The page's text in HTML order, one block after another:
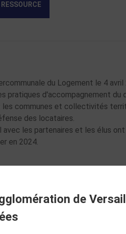
de
du Logement le 4
pratiques d'accompagnement du
communes et collectivités
des locataires.
les partenaires et les élus
en 2024.